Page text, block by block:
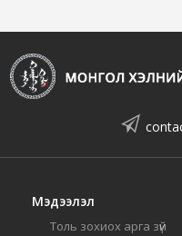
Мэдээлэл
Толь зохиох арга зүй